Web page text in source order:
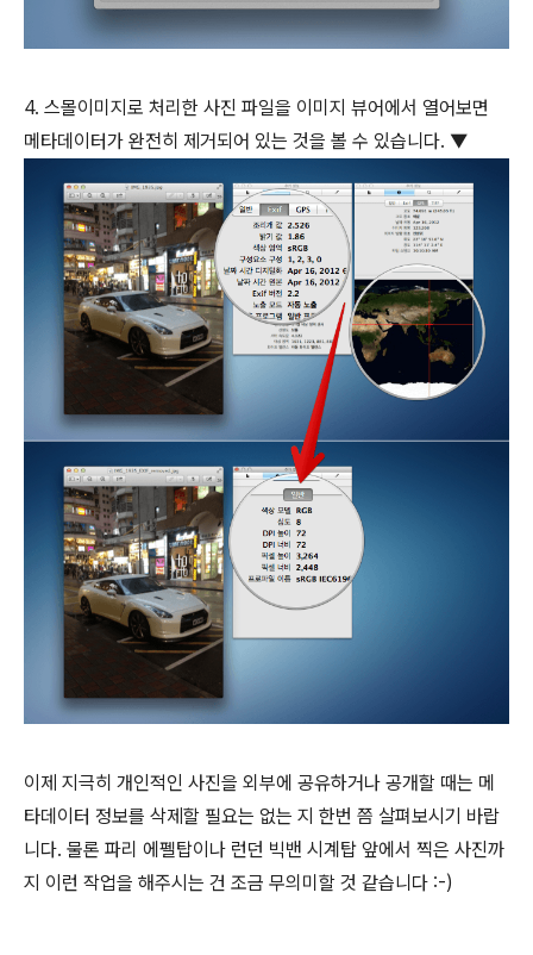
4. 스몰이미지로 처리한 사진 파일을 이미지 뷰어에서 열어보면
메타데이터가 완전히 제거되어 있는 것을 볼 수 있습니다. ▼
이제 지극히 개인적인 사진을 외부에 공유하거나 공개할 때는 메
타데이터 정보를 삭제할 필요는 없는 지 한번 쯤 살펴보시기 바랍
니다. 물론 파리 에펠탑이나 런던 빅밴 시계탑 앞에서 찍은 사진까
지 이런 작업을 해주시는 건 조금 무의미할 것 같습니다 :-)